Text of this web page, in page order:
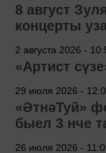
8 август
концерты
2 августа 2026 -
«Артист
29 июля 2026 -
«ӘтнәТуй»
быел 3 нче
26 июля 2026 -